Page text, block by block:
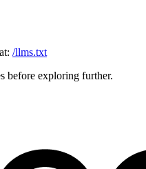
/llms.txt
before exploring further.